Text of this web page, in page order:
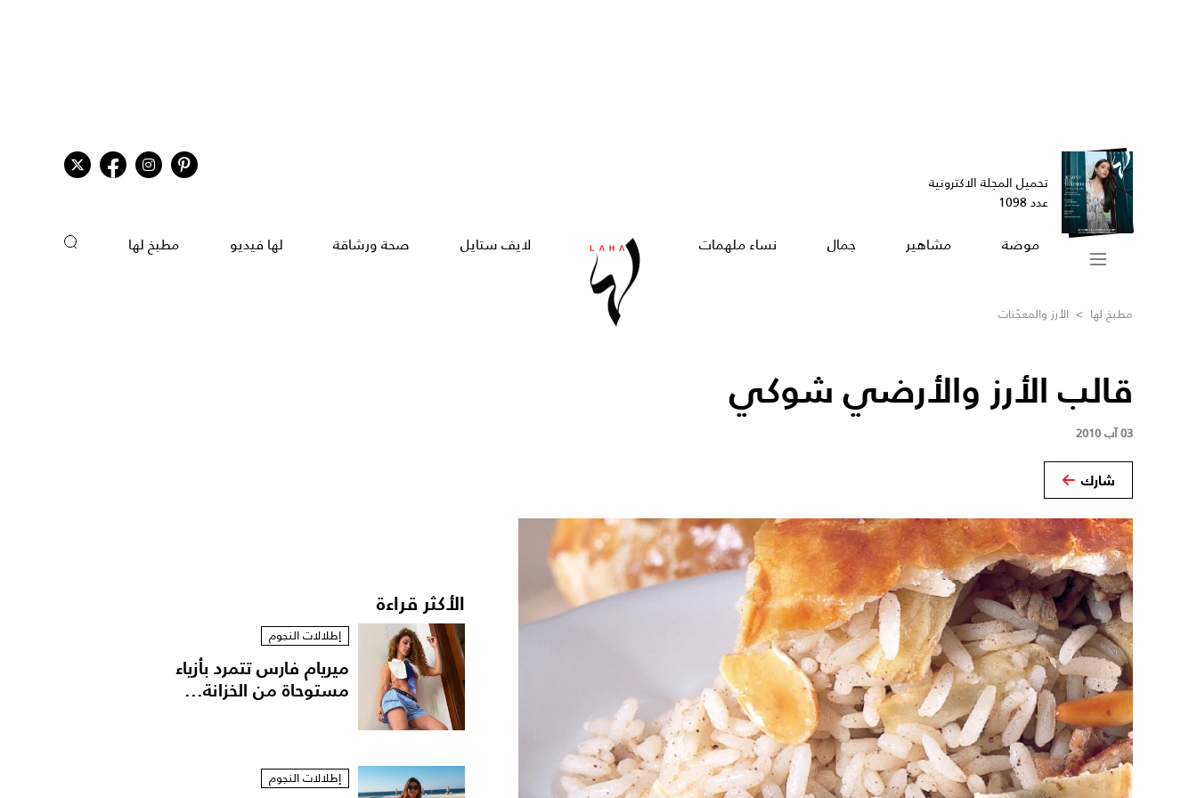
تحميل المجلة الاكترونية
عدد 1098
موضة مشاهير جمال نساء ملهمات لايف ستايل صحة ورشاقة لها فيديو مطبخ لها
مطبخ لها > الأرز والمعجّنات
قالب الأرز والأرضي شوكي
03 آب 2010
شارك
الأكثر قراءة
إطلالات النجوم
ميريام فارس تتمرد بأزياء
مستوحاة من الخزانة...
إطلالات النجوم